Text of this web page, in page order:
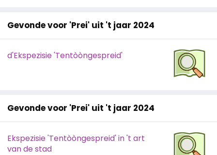
Gevonde voor 'Prei' uit 't jaar 2024
d'Ekspezisie 'Tentòòngespreid'
Gevonde voor 'Prei' uit 't jaar 2024
Ekspezisie 'Tentòòngespreid' in 't art
van de stad